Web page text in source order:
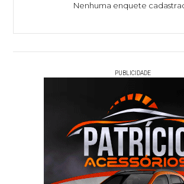
Nenhuma enquete
PUBLICIDADE